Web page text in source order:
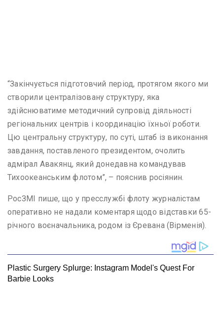
“Закінчується підготовчий період, протягом якого ми
створили централізовану структуру, яка
здійснюватиме методичний супровід діяльності
регіональних центрів і координацію їхньої роботи.
Цю центральну структуру, по суті, штаб із виконання
завдання, поставленого президентом, очолить
адмірал Авакянц, який донедавна командував
Тихоокеанським флотом”, – пояснив росіянин.
РосЗМІ пише, що у пресслужбі флоту журналістам
оперативно не надали коментаря щодо відставки 65-
річного воєначальника, родом із Єревана (Вірменія).